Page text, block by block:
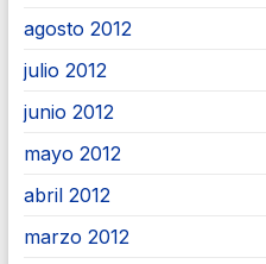
agosto 2012
julio 2012
junio 2012
mayo 2012
abril 2012
marzo 2012